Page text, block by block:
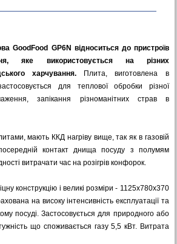
GoodFood GP6N відноситься до пристроїв
яке використовується на різних
харчування.Плита, виготовлена в
для теплової обробки різної
запікання різноманітних страв в
мають ККД нагріву вище, так як в газовій
контакт днища посуду з полумям
витрачати час на розігрів конфорок.
конструкцію і великі розміри - 1125x780x370
на високу інтенсивність експлуатації та
посуді. Застосовується для природного або
що споживається газу 5,5 кВт. Витрата